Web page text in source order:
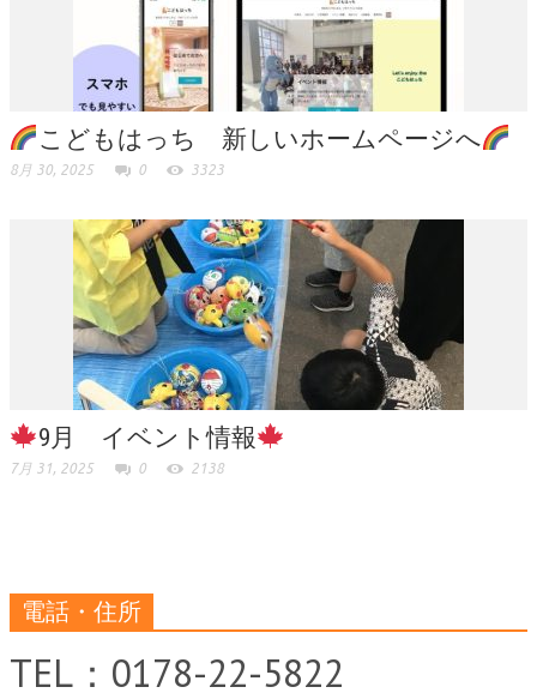
こどもはっち 新しいホームページへ
8月 30, 2025 0 3323
9月 イベント情報
7月 31, 2025 0 2138
電話・住所
TEL：0178-22-5822